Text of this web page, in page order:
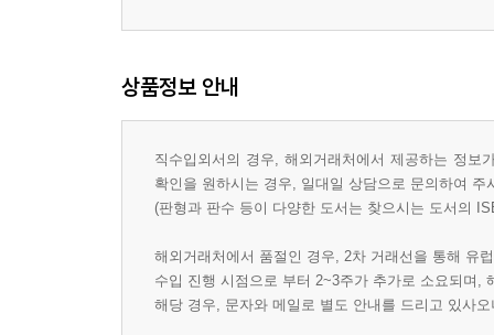
상품정보 안내
직수입외서의 경우, 해외거래처에서 제공하는 정
확인을 원하시는 경우, 일대일 상담으로 문의하여 주
(판형과 판수 등이 다양한 도서는 찾으시는 도서의
해외거래처에서 품절인 경우, 2차 거래선을 통해 유
수입 진행 시점으로 부터 2~3주가 추가로 소요되며,
해당 경우, 문자와 메일로 별도 안내를 드리고 있사